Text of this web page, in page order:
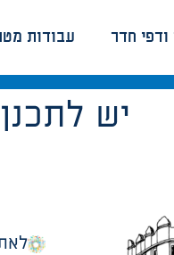
עבודות ודפי חדר
יש